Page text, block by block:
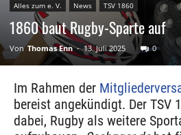
Alles zum e. V. News TSV 1860
1860 baut Rugby-Sparte auf
Von Thomas Enn - 13. Juli 2025 0
Im Rahmen der
bereist angekündigt. Der TSV
dabei, Rugby als weitere